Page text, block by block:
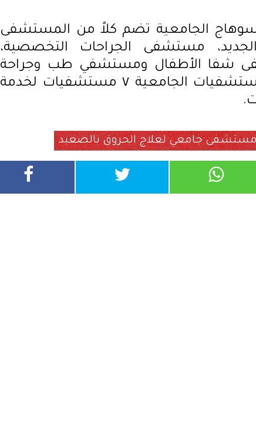
الجامعية تضم كلاً من المستشفى
مستشفى الجراحات التخصصية،
شفا الأطفال ومستشفي طب وجراحة
الفم والاسنان، ليبلغ عدد المستشفيات الجامعية ٧ مستشفيات لخدمة
جامعي لعلاج الحروق بالصعيد